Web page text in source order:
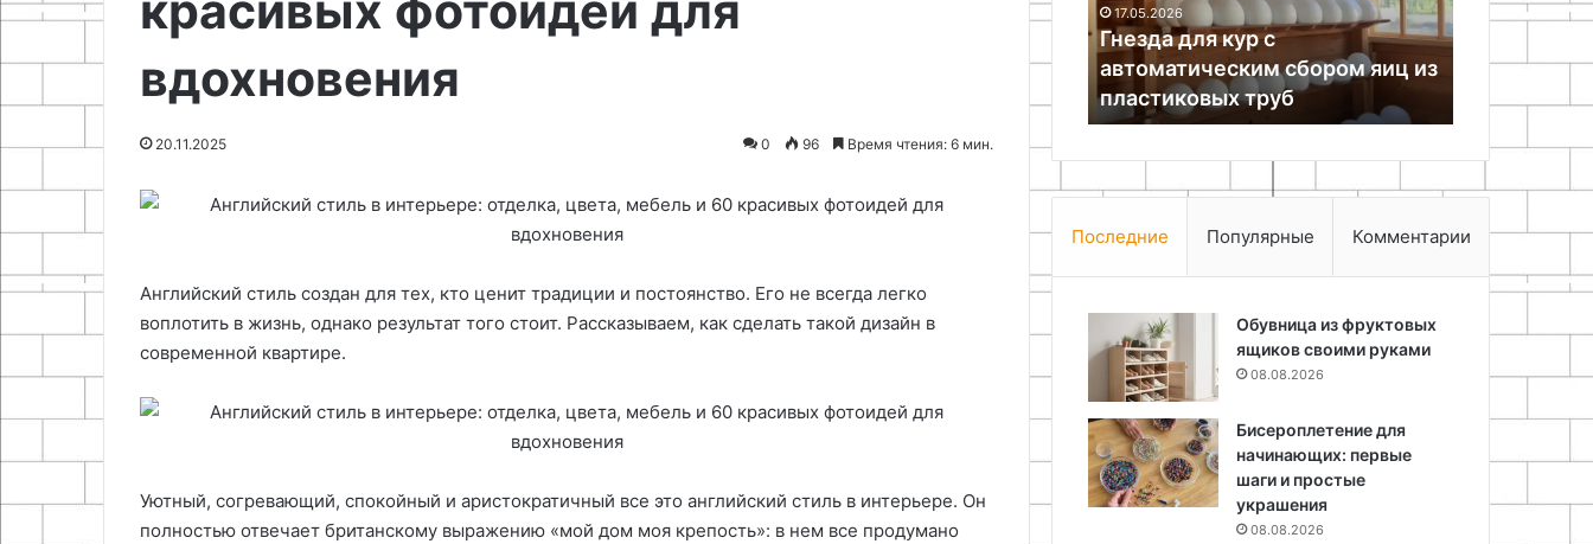
вдохновения
20.11.2025 0 96 Время чтения: 6 мин.
Английский стиль создан для тех, кто ценит традиции и постоянство. Его не всегда легко
воплотить в жизнь, однако результат того стоит. Рассказываем, как сделать такой дизайн в
современной квартире.
Уютный, согревающий, спокойный и аристократичный все это английский стиль в интерьере. Он
полностью отвечает британскому выражению «мой дом моя крепость»: в нем все продумано
18.06.2025
Как продлить жизнь
аккумулятора Dyson: секреты
правильной эксплуатации
11.12.2025
Сервисный центр ECO-SERVICE
в Бишкеке
яиц
автоматическим сбором яиц из
руками
05.05.2026
Как сделать станок для
макраме своими руками
Как
Последние Популярные Комментарии
Обувница из фруктовых
ящиков своими руками
08.08.2026
Бисероплетение для
начинающих: первые
шаги и простые
украшения
08.08.2026